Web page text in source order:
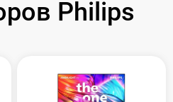
Philips